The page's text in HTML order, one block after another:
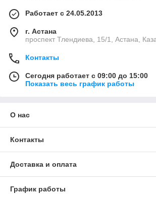
Работает с 24.05.2013
г. Астана
проспект Тлендиева, 15/1, Астана,
Контакты
Сегодня работает с 09:00 до 15:00
Показать весь график работы
О нас
Контакты
Доставка и оплата
График работы